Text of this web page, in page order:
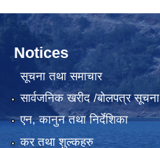
Notices
सूचना तथा समाचार
सार्वजनिक खरीद /बोलपत्र सूचना
एन, कानुन तथा निर्देशिका
कर तथा शुल्कहरु